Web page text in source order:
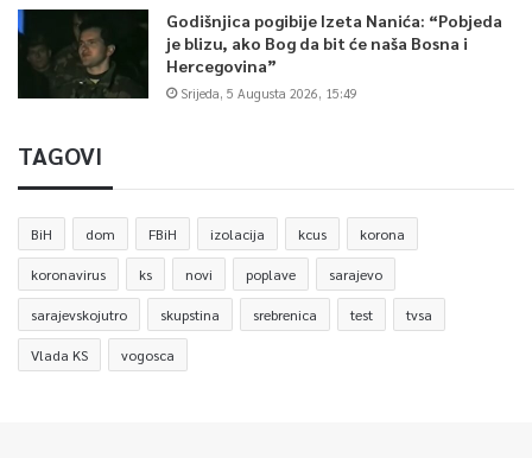
Godišnjica pogibije Izeta Nanića: “Pobjeda
je blizu, ako Bog da bit će naša Bosna i
Hercegovina”
Srijeda, 5 Augusta 2026, 15:49
TAGOVI
BiH dom FBiH izolacija kcus korona
koronavirus ks novi poplave sarajevo
sarajevskojutro skupstina srebrenica test tvsa
Vlada KS vogosca